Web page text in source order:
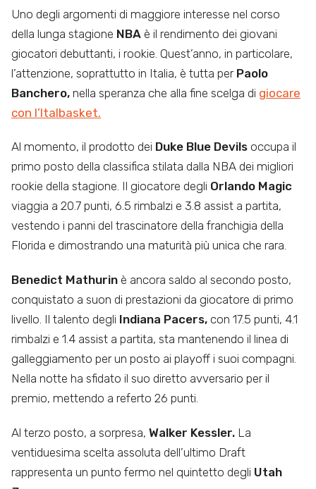
Uno degli argomenti di maggiore interesse nel corso
della lunga stagione NBA è il rendimento dei giovani
giocatori debuttanti, i rookie. Quest’anno, in particolare,
l’attenzione, soprattutto in Italia, è tutta per Paolo
Banchero, nella speranza che alla fine scelga di giocare
con l’Italbasket.
Al momento, il prodotto dei Duke Blue Devils occupa il
primo posto della classifica stilata dalla NBA dei migliori
rookie della stagione. Il giocatore degli Orlando Magic
viaggia a 20.7 punti, 6.5 rimbalzi e 3.8 assist a partita,
vestendo i panni del trascinatore della franchigia della
Florida e dimostrando una maturità più unica che rara.
Benedict Mathurin è ancora saldo al secondo posto,
conquistato a suon di prestazioni da giocatore di primo
livello. Il talento degli Indiana Pacers, con 17.5 punti, 4.1
rimbalzi e 1.4 assist a partita, sta mantenendo il linea di
galleggiamento per un posto ai playoff i suoi compagni.
Nella notte ha sfidato il suo diretto avversario per il
premio, mettendo a referto 26 punti.
Al terzo posto, a sorpresa, Walker Kessler. La
ventiduesima scelta assoluta dell’ultimo Draft
rappresenta un punto fermo nel quintetto degli Utah